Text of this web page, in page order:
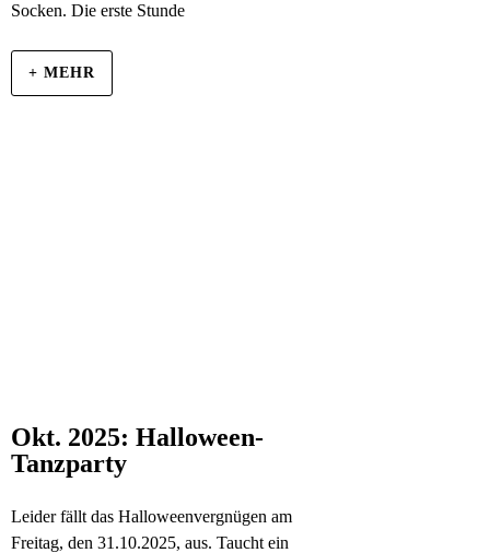
Socken. Die erste Stunde
+ MEHR
Okt. 2025: Halloween-
Tanzparty
Leider fällt das Halloweenvergnügen am
Freitag, den 31.10.2025, aus. Taucht ein